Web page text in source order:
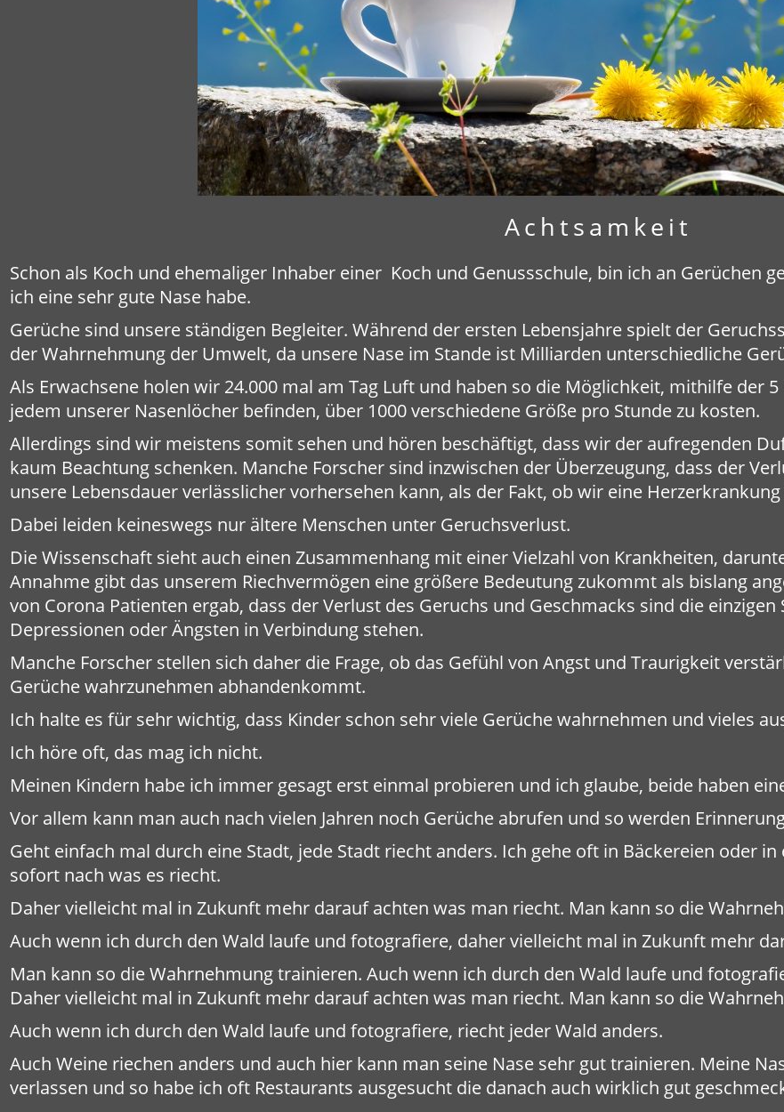
Achtsamkeit
Schon als Koch und ehemaliger Inhaber einer Koch und Genussschule, bin ich an Gerüchen
ich eine sehr gute Nase habe.
Gerüche sind unsere ständigen Begleiter. Während der ersten Lebensjahre spielt der
der Wahrnehmung der Umwelt, da unsere Nase im Stande ist Milliarden unterschiedliche
Als Erwachsene holen wir 24.000 mal am Tag Luft und haben so die Möglichkeit, mithilfe der
jedem unserer Nasenlöcher befinden, über 1000 verschiedene Größe pro Stunde zu kosten.
Allerdings sind wir meistens somit sehen und hören beschäftigt, dass wir der aufregenden
kaum Beachtung schenken. Manche Forscher sind inzwischen der Überzeugung, dass der
unsere Lebensdauer verlässlicher vorhersehen kann, als der Fakt, ob wir eine
Dabei leiden keineswegs nur ältere Menschen unter Geruchsverlust.
Die Wissenschaft sieht auch einen Zusammenhang mit einer Vielzahl von Krankheiten,
Annahme gibt das unserem Riechvermögen eine größere Bedeutung zukommt als bislang
von Corona Patienten ergab, dass der Verlust des Geruchs und Geschmacks sind die
Depressionen oder Ängsten in Verbindung stehen.
Manche Forscher stellen sich daher die Frage, ob das Gefühl von Angst und Traurigkeit
Gerüche wahrzunehmen abhandenkommt.
Ich halte es für sehr wichtig, dass Kinder schon sehr viele Gerüche wahrnehmen und vieles
Ich höre oft, das mag ich nicht.
Meinen Kindern habe ich immer gesagt erst einmal probieren und ich glaube, beide haben
Vor allem kann man auch nach vielen Jahren noch Gerüche abrufen und so werden
Geht einfach mal durch eine Stadt, jede Stadt riecht anders. Ich gehe oft in Bäckereien oder
sofort nach was es riecht.
Daher vielleicht mal in Zukunft mehr darauf achten was man riecht. Man kann so die
Auch wenn ich durch den Wald laufe und fotografiere, daher vielleicht mal in Zukunft mehr
Man kann so die Wahrnehmung trainieren. Auch wenn ich durch den Wald laufe und
Daher vielleicht mal in Zukunft mehr darauf achten was man riecht. Man kann so die
Auch wenn ich durch den Wald laufe und fotografiere, riecht jeder Wald anders.
Auch Weine riechen anders und auch hier kann man seine Nase sehr gut trainieren. Meine
verlassen und so habe ich oft Restaurants ausgesucht die danach auch wirklich gut